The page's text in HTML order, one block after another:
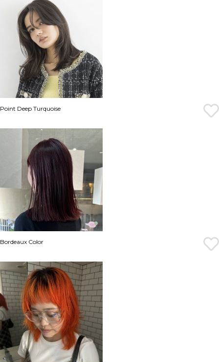
Point Deep Turquoise
Bordeaux Color